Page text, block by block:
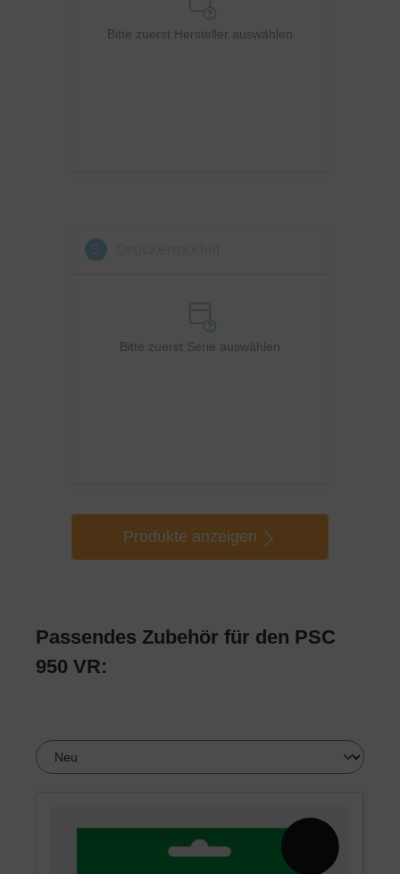
Bitte zuerst Hersteller auswählen
Bitte zuerst Serie auswählen
Produkte anzeigen
Passendes Zubehör für den PSC
950 VR: